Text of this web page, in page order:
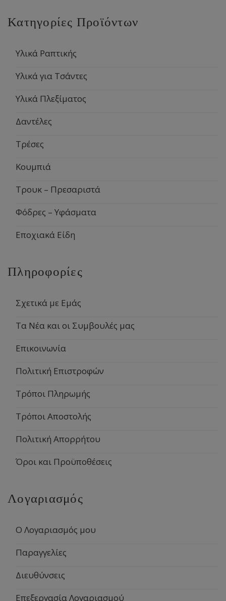
Κατηγορίες Προϊόντων
Υλικά Ραπτικής
Υλικά για Τσάντες
Υλικά Πλεξίματος
Δαντέλες
Τρέσες
Κουμπιά
Τρουκ – Πρεσαριστά
Φόδρες – Υφάσματα
Εποχιακά Είδη
Πληροφορίες
Σχετικά με Εμάς
Τα Νέα και οι Συμβουλές μας
Επικοινωνία
Πολιτική Επιστροφών
Τρόποι Πληρωμής
Τρόποι Αποστολής
Πολιτική Απορρήτου
Όροι και Προϋποθέσεις
Λογαριασμός
Ο Λογαριασμός μου
Παραγγελίες
Διευθύνσεις
Επεξεργασία Λογαριασμού